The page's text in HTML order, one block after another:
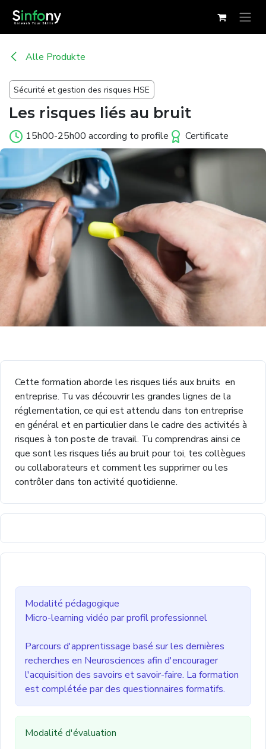
Alle Produkte
Sécurité et gestion des risques HSE
Les risques liés au bruit
15h00-25h00 according to profile Certificate
Cette formation aborde les risques liés aux bruits en
entreprise. Tu vas découvrir les grandes lignes de la
réglementation, ce qui est attendu dans ton entreprise
en général et en particulier dans le cadre des activités à
risques à ton poste de travail. Tu comprendras ainsi ce
que sont les risques liés au bruit pour toi, tes collègues
ou collaborateurs et comment les supprimer ou les
contrôler dans ton activité quotidienne.
Modalité pédagogique
Micro-learning vidéo par profil professionnel
Parcours d'apprentissage basé sur les dernières
recherches en Neurosciences afin d'encourager
l'acquisition des savoirs et savoir-faire. La formation
est complétée par des questionnaires formatifs.
Modalité d'évaluation